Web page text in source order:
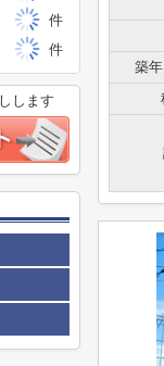
築年
件
件
します